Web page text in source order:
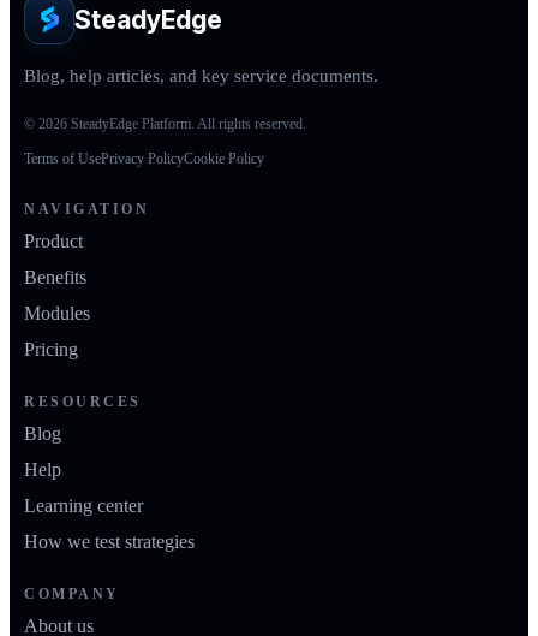
SteadyEdge
Blog, help articles, and key service documents.
© 2026 SteadyEdge Platform. All rights reserved.
Terms of UsePrivacy PolicyCookie Policy
NAVIGATION
Product
Benefits
Modules
Pricing
RESOURCES
Blog
Help
Learning center
How we test strategies
COMPANY
About us